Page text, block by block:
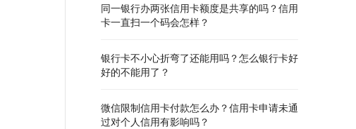
同一银行办两张信用卡额度是共享的吗？信用
卡一直扫一个码会怎样？
银行卡不小心折弯了还能用吗？怎么银行卡好
好的不能用了？
微信限制信用卡付款怎么办？信用卡申请未通
过对个人信用有影响吗？